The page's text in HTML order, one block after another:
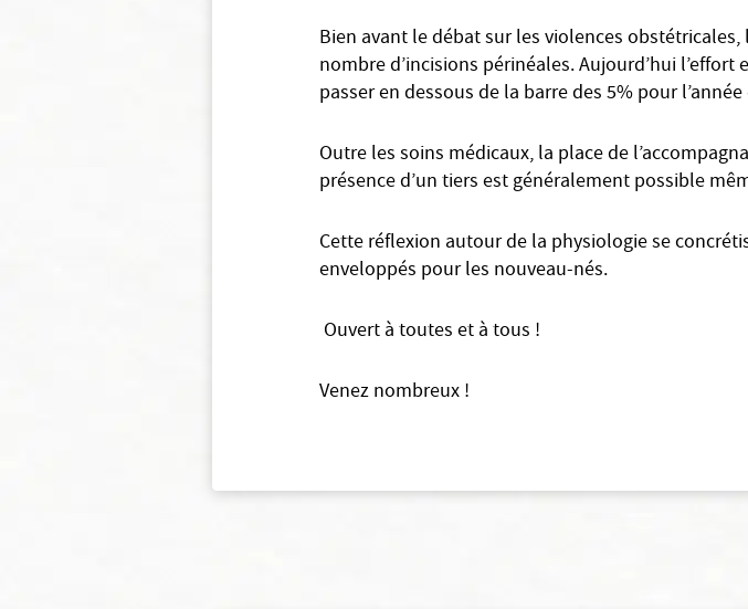
Bien avant le débat sur les violences
nombre d’incisions périnéales. Aujourd’hui
passer en dessous de la barre des 5% pour
Outre les soins médicaux, la place de
présence d’un tiers est généralement possible
Cette réflexion autour de la physiologie se
enveloppés pour les nouveau-nés.
Ouvert à toutes et à tous !
Venez nombreux !